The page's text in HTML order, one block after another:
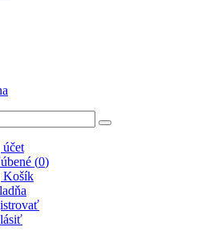
(0)
Košík